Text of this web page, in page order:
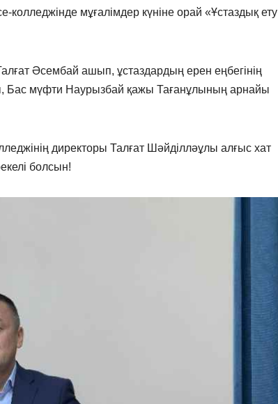
мұғалімдер күніне орай «Ұстаздық ету
Әсембай ашып, ұстаздардың ерен еңбегінің
Бас мүфти Наурызбай қажы Тағанұлының арнайы
директоры Талғат Шәйділләұлы алғыс хат
болсын!